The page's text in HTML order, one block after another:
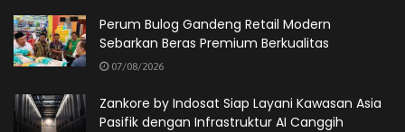
Perum Bulog Gandeng Retail Modern
Sebarkan Beras Premium Berkualitas
07/08/2026
Zankore by Indosat Siap Layani Kawasan Asia
Pasifik dengan Infrastruktur AI Canggih